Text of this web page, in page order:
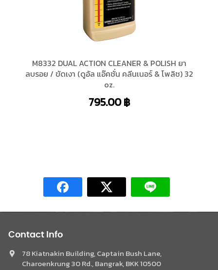
M8332 DUAL ACTION CLEANER & POLISH ยา
ลบรอย / ขัดเงา (ดูอัล แอ๊คชั่น คลีนเนอร์ & โพลิช) 32
oz.
795.00฿
Contact Info
78 Kiatnakin Building, Captain Bush Lane,
Charoenkrung 30 Rd., Bangrak, BKK 10500